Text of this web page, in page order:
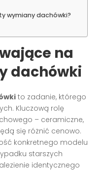
wymiany dachówki?
na
dachówki
to zadanie, którego
Kluczową rolę
– ceramiczne,
się różnić cenowo.
konkretnego modelu
starszych
identycznego